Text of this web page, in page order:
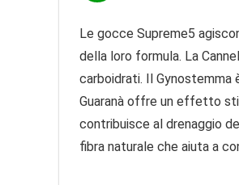
Le gocce Supreme5
della loro formula. La
carboidrati. Il
Guaranà offre un effetto
contribuisce al drenaggio
fibra naturale che aiuta a